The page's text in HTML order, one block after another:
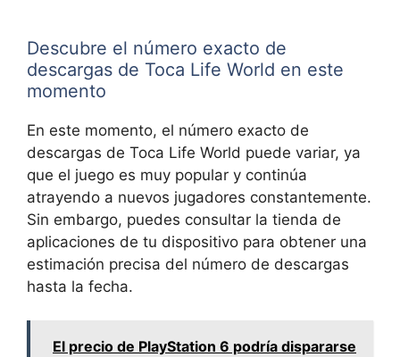
Descubre el número exacto de
descargas de Toca Life World en este
momento
En este momento, el número exacto de
descargas de Toca Life World puede variar, ya
que el juego es muy popular y continúa
atrayendo a nuevos jugadores constantemente.
Sin embargo, puedes consultar la tienda de
aplicaciones de tu dispositivo para obtener una
estimación precisa del número de descargas
hasta la fecha.
El precio de PlayStation 6 podría dispararse